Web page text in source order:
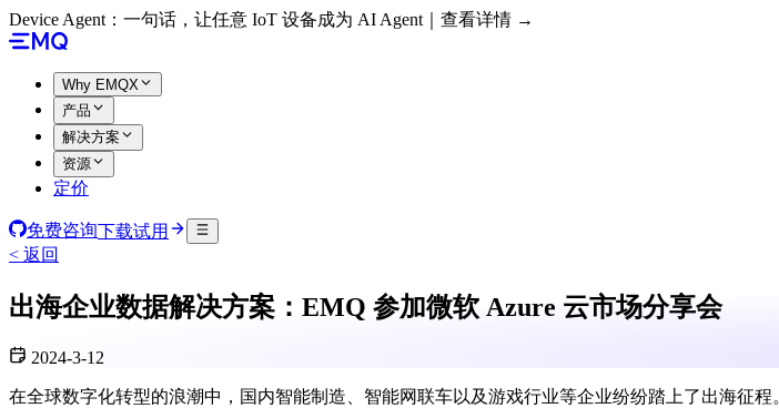
Device Agent：一句话，让任意 IoT 设备成为 AI Agent｜查看详情 →
Why EMQX
产品
解决方案
资源
定价
免费咨询下载试用
< 返回
出海企业数据解决方案：EMQ 参加微软 Azure 云市场分享会
2024-3-12
在全球数字化转型的浪潮中，国内智能制造、智能网联车以及游戏行业等企业纷纷踏上了出海征